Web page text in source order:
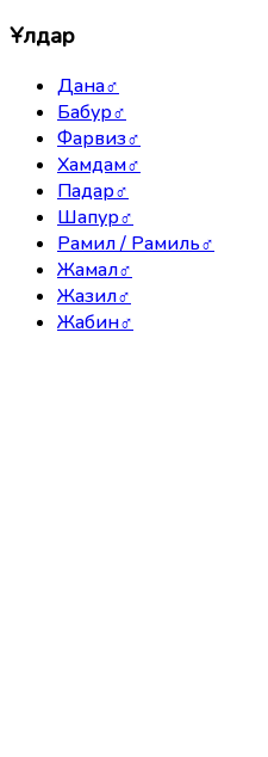
Ұлдар
Дана♂
Бабур♂
Фарвиз♂
Хамдам♂
Падар♂
Шапур♂
Рамил / Рамиль♂
Жамал♂
Жазил♂
Жабин♂